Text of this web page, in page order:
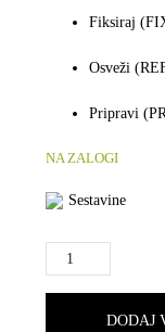
Fiksiraj
Osveži
Pripravi
NA ZALOGI
Sestavine
DODAJ